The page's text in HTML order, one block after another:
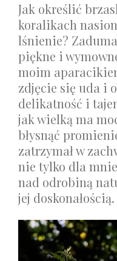
Jak określić
koralikach
lśnienie?
piękne i
moim
zdjęcie się uda i
delikatność i
jak wielką ma
błysnąć
zatrzymał w
nie tylko dla
nad odrobiną
jej doskonałością.